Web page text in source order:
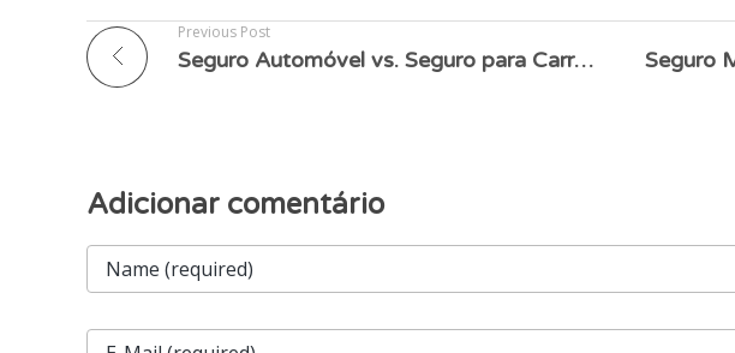
Previous Post
Seguro Automóvel vs. Seguro para Carro Elétrico: quais as diferenças e como escolher a melhor opção?